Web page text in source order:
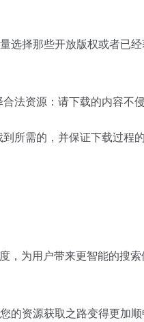
选择那些开放版权或者已
法资源：请下载的内容不
所需的，并保证下载过程
，为用户带来更智能的搜
的资源获取之路变得更加